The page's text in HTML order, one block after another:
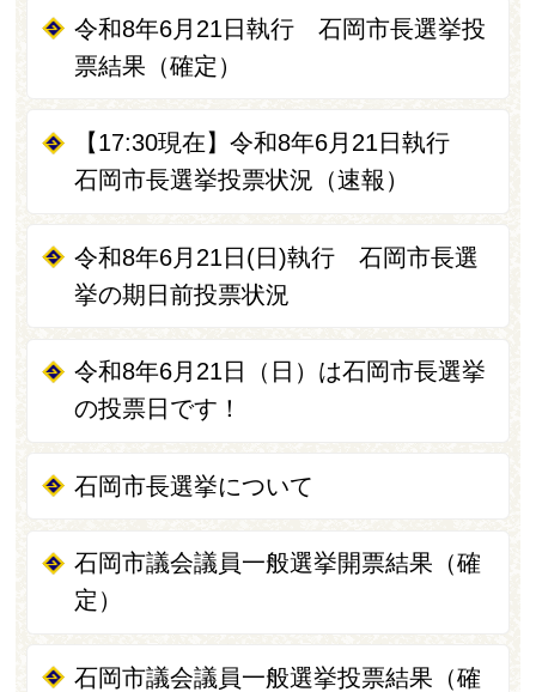
令和8年6月21日執行 石岡市長選挙投
票結果（確定）
【17:30現在】令和8年6月21日執行
石岡市長選挙投票状況（速報）
令和8年6月21日(日)執行 石岡市長選
挙の期日前投票状況
令和8年6月21日（日）は石岡市長選挙
の投票日です！
石岡市長選挙について
石岡市議会議員一般選挙開票結果（確
定）
石岡市議会議員一般選挙投票結果（確